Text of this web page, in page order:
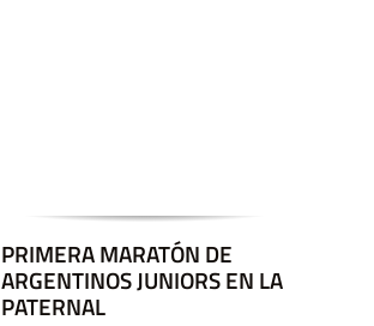
PRIMERA MARATÓN DE
ARGENTINOS JUNIORS EN LA
PATERNAL